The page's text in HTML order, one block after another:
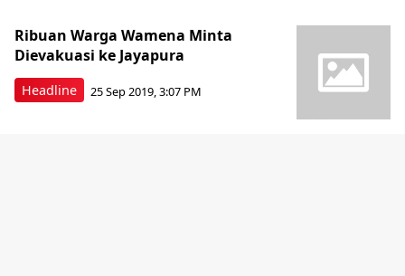
Headline
Ribuan Warga Wamena Minta
Dievakuasi ke Jayapura
25 Sep 2019, 3:07 PM